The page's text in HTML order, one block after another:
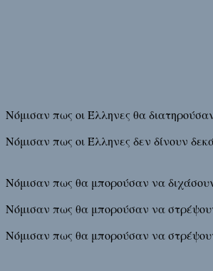
Νόμισαν πως οι Έλληνες θα
Νόμισαν πως οι Έλληνες δεν δίνουν
Νόμισαν πως θα μπορούσαν να
Νόμισαν πως θα μπορούσαν να
Νόμισαν πως θα μπορούσαν να